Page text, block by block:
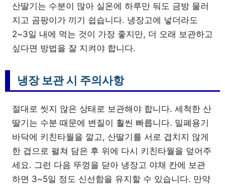
산딸기는 수분이 많아 실온에 하루만 둬도 금방 물러
지고 곰팡이가 끼기 쉽습니다. 냉장고에 넣더라도
2~3일 내에 먹는 것이 가장 좋지만, 더 오래 보관하고
싶다면 방법을 잘 지켜야 합니다.
냉장 보관 시 주의사항
절대로 씻지 않은 상태로 보관해야 합니다. 세척한 산
딸기는 수분 때문에 변질이 훨씬 빠릅니다. 밀폐용기
바닥에 키친타월을 깔고, 산딸기를 서로 겹치지 않게
한 겹으로 펼쳐 담은 후 위에 다시 키친타월을 덮어주
세요. 그런 다음 뚜껑을 닫아 냉장고 야채 칸에 보관
하면 3~5일 정도 신선함을 유지할 수 있습니다. 만약